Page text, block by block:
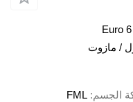
FML